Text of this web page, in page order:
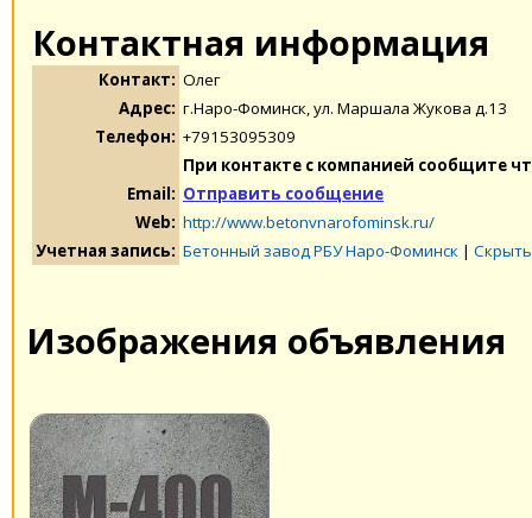
Контактная информация
Контакт: Олег
Адрес: г.Наро-Фоминск, ул. Маршала Жукова д.13
Телефон: +79153095309
При контакте с компанией сообщите
Email: Отправить сообщение
Web: http://www.betonvnarofominsk.ru/
Учетная запись: Бетонный завод РБУ Наро-Фоминск |
Изображения объявления